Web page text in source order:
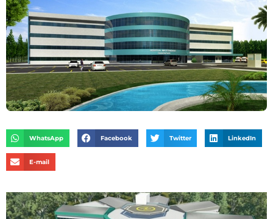
WhatsApp Facebook Twitter LinkedIn
E-mail